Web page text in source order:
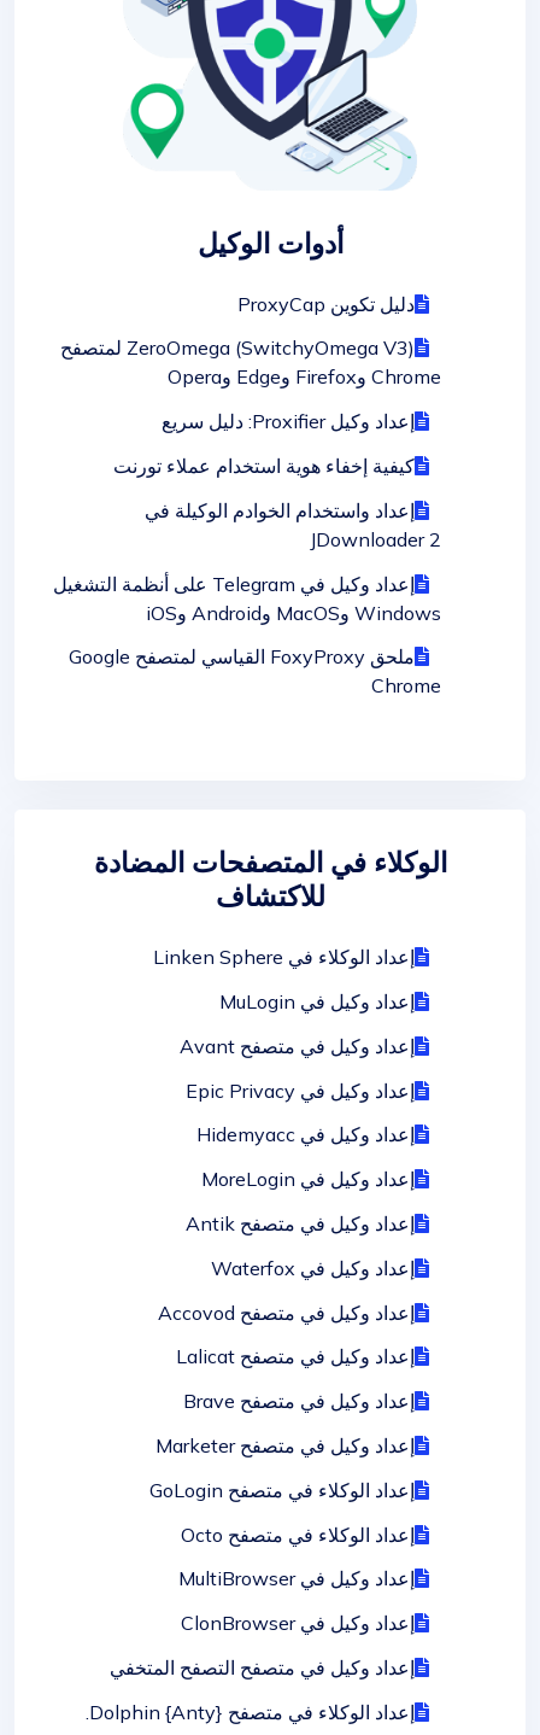
أدوات الوكيل
دليل تكوين ProxyCap
ZeroOmega (SwitchyOmega V3) لمتصفح
Chrome وFirefox وEdge وOpera
إعداد وكيل Proxifier: دليل سريع
كيفية إخفاء هوية استخدام عملاء تورنت
إعداد واستخدام الخوادم الوكيلة في
JDownloader 2
إعداد وكيل في Telegram على أنظمة التشغيل
Windows وMacOS وAndroid وiOS
ملحق FoxyProxy القياسي لمتصفح Google
Chrome
الوكلاء في المتصفحات المضادة
للاكتشاف
إعداد الوكلاء في Linken Sphere
إعداد وكيل في MuLogin
إعداد وكيل في متصفح Avant
إعداد وكيل في Epic Privacy
إعداد وكيل في Hidemyacc
إعداد وكيل في MoreLogin
إعداد وكيل في متصفح Antik
إعداد وكيل في Waterfox
إعداد وكيل في متصفح Accovod
إعداد وكيل في متصفح Lalicat
إعداد وكيل في متصفح Brave
إعداد وكيل في متصفح Marketer
إعداد الوكلاء في متصفح GoLogin
إعداد الوكلاء في متصفح Octo
إعداد وكيل في MultiBrowser
إعداد وكيل في ClonBrowser
إعداد وكيل في متصفح التصفح المتخفي
إعداد الوكلاء في متصفح Dolphin {Anty}.